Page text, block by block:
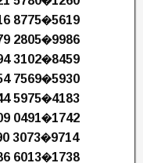
8775�5619
2805�9986
3102�8459
7569�5930
5975�4183
0491�1742
3073�9714
6013�1738